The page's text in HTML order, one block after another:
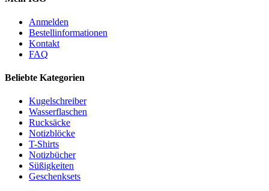
Anmelden
Bestellinformationen
Kontakt
FAQ
Beliebte Kategorien
Kugelschreiber
Wasserflaschen
Rucksäcke
Notizblöcke
T-Shirts
Notizbücher
Süßigkeiten
Geschenksets